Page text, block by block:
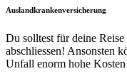
Auslandkrankenversicherung
Du solltest für deine
abschliessen! Ansonsten
Unfall enorm hohe